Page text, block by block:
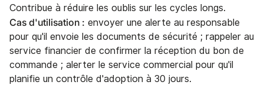
Contribue à réduire les oublis sur les cycles longs.
Cas d'utilisation : envoyer une alerte au responsable
pour qu'il envoie les documents de sécurité ; rappeler au
service financier de confirmer la réception du bon de
commande ; alerter le service commercial pour qu'il
planifie un contrôle d'adoption à 30 jours.